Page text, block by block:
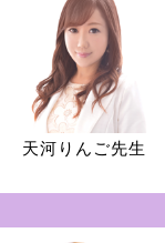
天河りんご先生